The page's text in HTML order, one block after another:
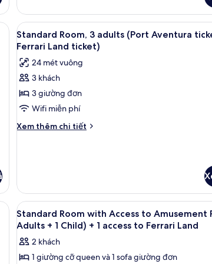
Phòng
Tiêu
chuẩn
(2+1//PortAventura+1
vực làm việc phù hợp cho laptop
Xem
tất
cả
ảnh
Standard
Room,
3
adults
1
Ferrari
Land
ticket)
Két bảo mật tại
8
Standard Room, 3 adults (Port Aventura
Ferrari Land ticket)
24 mét vuông
3 khách
3 giường đơn
Wifi miễn phí
Xem thêm chi tiết
Chi
3
adults
(Port
Aventura
tickets
&
vực làm việc phù hợp cho laptop
Xem
tất
cả
ảnh
Standard
Két bảo mật tại
4
Standard Room with Access to Amusement
Adults + 1 Child) + 1 access to Ferrari Land
2 khách
1 giường cỡ queen và 1 sofa giường đơn